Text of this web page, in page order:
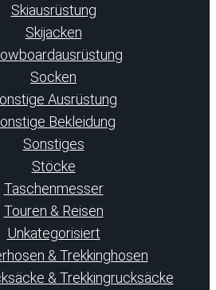
Skiausrüstung
Skijacken
Socken
Ausrüstung
Bekleidung
Sonstiges
Stöcke
Taschenmesser
Touren & Reisen
Unkategorisiert
& Trekkinghosen
& Trekkingrucksäcke